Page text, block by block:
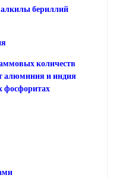
бериллий
количеств
алюминия и индия
фосфоритах